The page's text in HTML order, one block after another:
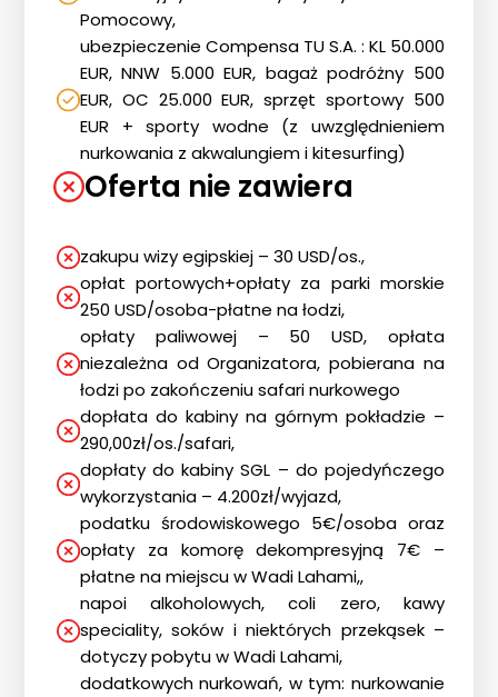
Pomocowy,
ubezpieczenie Compensa TU S.A. : KL 50.000
EUR, NNW 5.000 EUR, bagaż podróżny 500
EUR, OC 25.000 EUR, sprzęt sportowy 500
EUR + sporty wodne (z uwzględnieniem
nurkowania z akwalungiem i kitesurfing)
Oferta nie zawiera
zakupu wizy egipskiej – 30 USD/os.,
opłat portowych+opłaty za parki morskie
250 USD/osoba-płatne na łodzi,
opłaty paliwowej – 50 USD, opłata
niezależna od Organizatora, pobierana na
łodzi po zakończeniu safari nurkowego
dopłata do kabiny na górnym pokładzie –
290,00zł/os./safari,
dopłaty do kabiny SGL – do pojedyńczego
wykorzystania – 4.200zł/wyjazd,
podatku środowiskowego 5€/osoba oraz
opłaty za komorę dekompresyjną 7€ –
płatne na miejscu w Wadi Lahami,,
napoi alkoholowych, coli zero, kawy
speciality, soków i niektórych przekąsek –
dotyczy pobytu w Wadi Lahami,
dodatkowych nurkowań, w tym: nurkowanie